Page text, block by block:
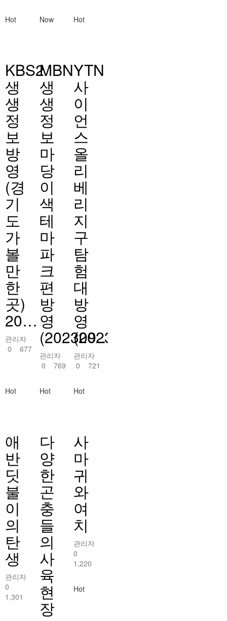
Hot
KBS2
생
생
정
보
방
영
(경
기
도
가
볼
만
한
곳)
20…
관리자
0 677
Now
MBN
생
생
정
보
마
당
이
색
테
마
파
크
편
방
영
(202309…
관리자
0769
Hot
YTN
사
이
언
스
올
리
베
리
지
구
탐
험
대
방
영
(20230407)
관리자
0 721
Hot
애
반
딧
불
이
의
탄
생
관리자
0
1,301
Hot
다
양
한
곤
충
들
의
사
육
현
장
Hot
사
마
귀
와
여
치
관리자
0
1,220
Hot